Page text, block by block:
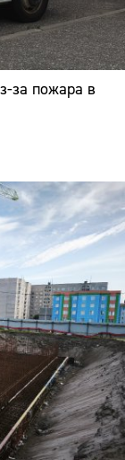
за пожара в